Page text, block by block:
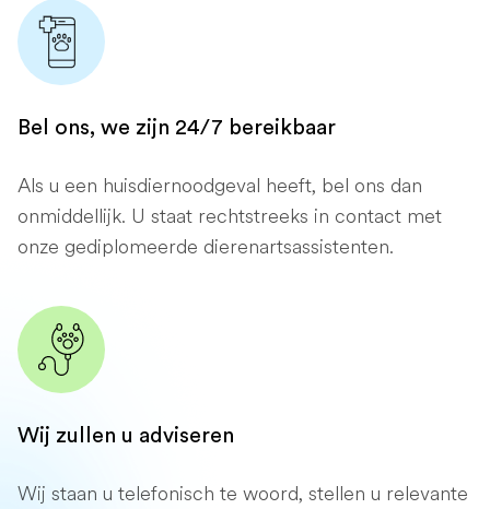
Bel ons, we zijn 24/7 bereikbaar
Als u een huisdiernoodgeval heeft, bel ons dan
onmiddellijk. U staat rechtstreeks in contact met
onze gediplomeerde dierenartsassistenten.
Wij zullen u adviseren
Wij staan ​​u telefonisch te woord, stellen u relevante